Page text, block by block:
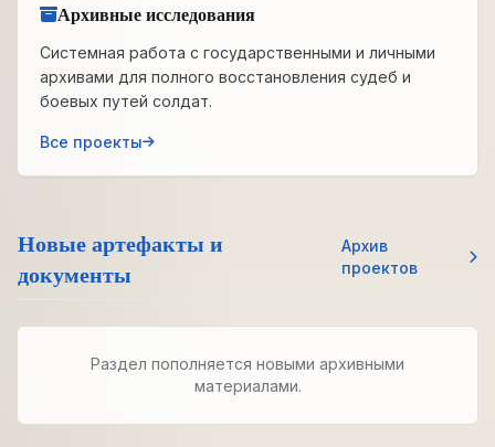
Архивные исследования
Системная работа с государственными и личными
архивами для полного восстановления судеб и
боевых путей солдат.
Все проекты
Новые артефакты и
документы
Архив
проектов
Раздел пополняется новыми архивными
материалами.